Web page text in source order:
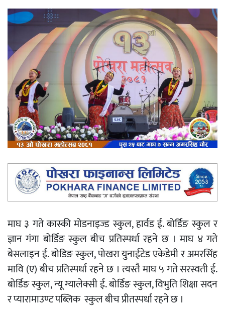
माघ ३ गते कास्की मोडनाइज्ड स्कुल, हार्वड ई. बोर्डिङ स्कुल र
ज्ञान गंगा बोर्डिङ स्कुल बीच प्रतिस्पर्धा रहने छ । माघ ४ गते
बेसलाइन ई. बोडिङ स्कुल, पोखरा युनाईटेड एकेडेमी र अमरसिंह
मावि (ए) बीच प्रतिस्पर्धा रहने छ । त्यस्तै माघ ५ गते सरस्वती ई.
बोर्डिङ स्कुल, न्यू ग्यालेक्सी ई. बोर्डिङ स्कुल, विभुति शिक्षा सदन
र प्यारामाउण्ट पब्लिक स्कुल बीच प्रीतस्पर्धा रहने छ ।